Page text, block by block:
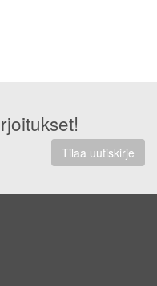
Tilaa uutiskirje